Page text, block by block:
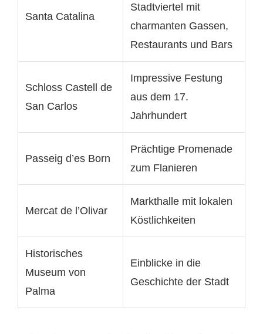
Santa Catalina
Stadtviertel mit
charmanten Gassen,
Restaurants und Bars
Schloss Castell de
San Carlos
Impressive Festung
aus dem 17.
Jahrhundert
Passeig d’es Born
Prächtige Promenade
zum Flanieren
Mercat de l’Olivar
Markthalle mit lokalen
Köstlichkeiten
Historisches
Museum von
Palma
Einblicke in die
Geschichte der Stadt